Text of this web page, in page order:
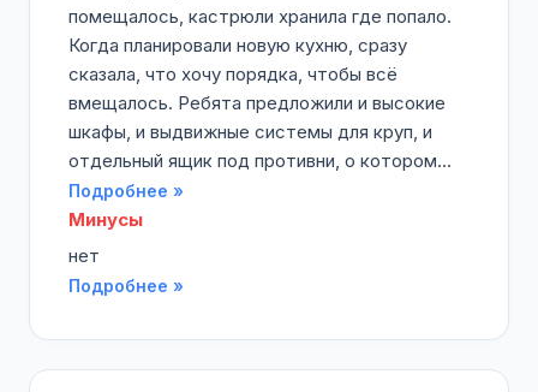
помещалось, кастрюли хранила где попало.
Когда планировали новую кухню, сразу
сказала, что хочу порядка, чтобы всё
вмещалось. Ребята предложили и высокие
шкафы, и выдвижные системы для круп, и
отдельный ящик под противни, о котором...
Подробнее »
Минусы
нет
Подробнее »